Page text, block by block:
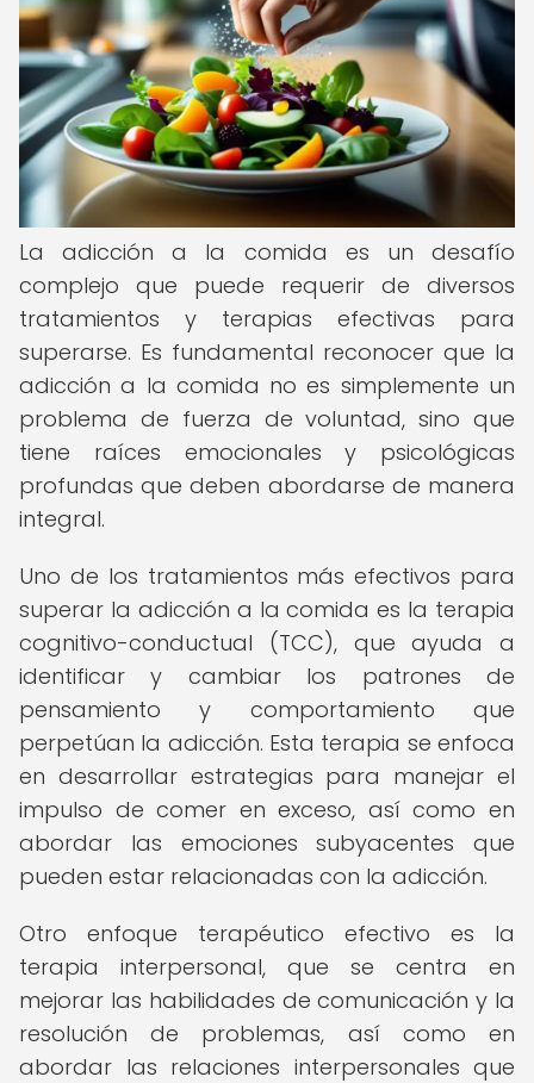
La adicción a la comida es un desafío
complejo que puede requerir de diversos
tratamientos y terapias efectivas para
superarse. Es fundamental reconocer que la
adicción a la comida no es simplemente un
problema de fuerza de voluntad, sino que
tiene raíces emocionales y psicológicas
profundas que deben abordarse de manera
integral.
Uno de los tratamientos más efectivos para
superar la adicción a la comida es la terapia
cognitivo-conductual (TCC), que ayuda a
identificar y cambiar los patrones de
pensamiento y comportamiento que
perpetúan la adicción. Esta terapia se enfoca
en desarrollar estrategias para manejar el
impulso de comer en exceso, así como en
abordar las emociones subyacentes que
pueden estar relacionadas con la adicción.
Otro enfoque terapéutico efectivo es la
terapia interpersonal, que se centra en
mejorar las habilidades de comunicación y la
resolución de problemas, así como en
abordar las relaciones interpersonales que